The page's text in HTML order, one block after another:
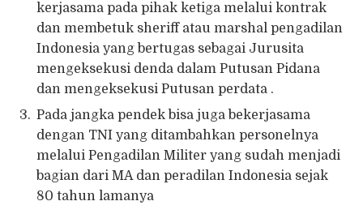
kerjasama pada pihak ketiga melalui kontrak
dan membetuk sheriff atau marshal pengadilan
Indonesia yang bertugas sebagai Jurusita
mengeksekusi denda dalam Putusan Pidana
dan mengeksekusi Putusan perdata .
Pada jangka pendek bisa juga bekerjasama
dengan TNI yang ditambahkan personelnya
melalui Pengadilan Militer yang sudah menjadi
bagian dari MA dan peradilan Indonesia sejak
80 tahun lamanya